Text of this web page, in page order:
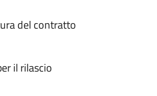
del contratto
il rilascio